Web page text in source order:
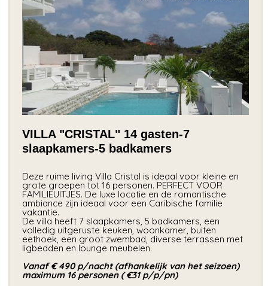
VILLA "CRISTAL" 14 gasten-7
slaapkamers-5 badkamers
Deze ruime living Villa Cristal is ideaal voor kleine en
grote groepen tot 16 personen. PERFECT VOOR
FAMILIEUITJES. De luxe locatie en de romantische
ambiance zijn ideaal voor een Caribische familie
vakantie.
De villa heeft 7 slaapkamers, 5 badkamers, een
volledig uitgeruste keuken, woonkamer, buiten
eethoek, een groot zwembad, diverse terrassen met
ligbedden en lounge meubelen.
Vanaf € 490 p/nacht (afhankelijk van het seizoen)
maximum 16 personen ( €31 p/p/pn)